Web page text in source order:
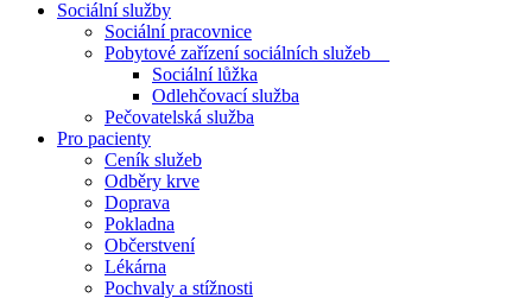
Sociální služby
Sociální pracovnice
Pobytové zařízení sociálních služeb
Sociální lůžka
Odlehčovací služba
Pečovatelská služba
Pro pacienty
Ceník služeb
Odběry krve
Doprava
Pokladna
Občerstvení
Lékárna
Pochvaly a stížnosti